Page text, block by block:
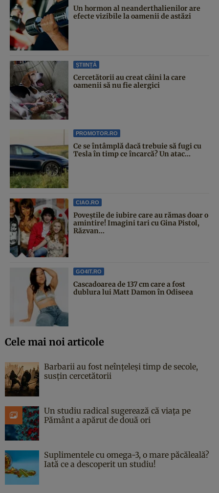
Un hormon al neanderthalienilor are
efecte vizibile la oamenii de astăzi
ȘTIINȚĂ
Cercetătorii au creat câini la care
oamenii să nu fie alergici
PROMOTOR.RO
Ce se întâmplă dacă trebuie să fugi cu
Tesla în timp ce încarcă? Un atac...
CIAO.RO
Poveştile de iubire care au rămas doar o
amintire! Imagini tari cu Gina Pistol,
Răzvan...
GO4IT.RO
Cascadoarea de 137 cm care a fost
dublura lui Matt Damon în Odiseea
Cele mai noi articole
Barbarii au fost neînțeleși timp de secole,
susțin cercetătorii
Un studiu radical sugerează că viața pe
Pământ a apărut de două ori
Suplimentele cu omega-3, o mare păcăleală?
Iată ce a descoperit un studiu!